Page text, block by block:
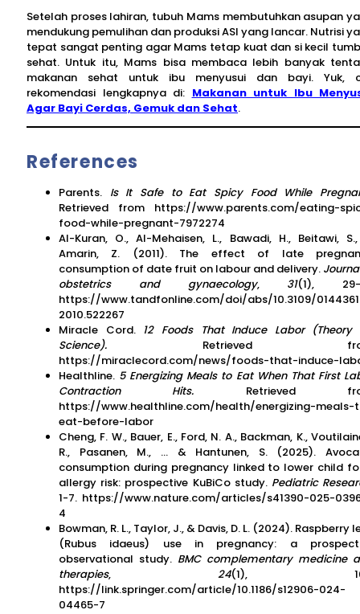
Setelah proses lahiran, tubuh Mams membutuhkan asupan
mendukung pemulihan dan produksi ASI yang lancar. Nutrisi
tepat sangat penting agar Mams tetap kuat dan si kecil
sehat. Untuk itu, Mams bisa membaca lebih banyak
makanan sehat untuk ibu menyusui dan bayi. Yuk,
rekomendasi lengkapnya di: Makanan untuk Ibu
Agar Bayi Cerdas, Gemuk dan Sehat.
References
Parents. Is It Safe to Eat Spicy Food While
Retrieved from https://www.parents.com/eating-
food-while-pregnant-7972274
Al-Kuran, O., Al-Mehaisen, L., Bawadi, H., Beitawi,
Amarin, Z. (2011). The effect of late
consumption of date fruit on labour and delivery.
obstetrics and gynaecology, 31(1), 29-
https://www.tandfonline.com/doi/abs/10.3109/
2010.522267
Miracle Cord.12 Foods That Induce Labor (Theory
Science). Retrieved
https://miraclecord.com/news/foods-that-induce-
Healthline. 5 Energizing Meals to Eat When That First
Contraction Hits. Retrieved
https://www.healthline.com/health/energizing-meals-
eat-before-labor
Cheng, F. W., Bauer, E., Ford, N. A., Backman, K.,
R., Pasanen, M., … & Hantunen, S. (2025).
consumption during pregnancy linked to lower child
allergy risk: prospective KuBiCo study. Pediatric
1-7. https://www.nature.com/articles/s41390-025-
4
Bowman, R. L., Taylor, J., & Davis, D. L. (2024). Raspberry
(Rubus idaeus) use in pregnancy: a
observational study. BMC complementary medicine
therapies, 24(1),
https://link.springer.com/article/10.1186/s12906-024-
04465-7